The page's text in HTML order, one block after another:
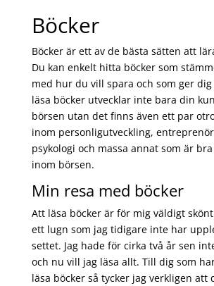
Böcker
Böcker är ett av de bästa sätten att
Du kan enkelt hitta böcker som
med hur du vill spara och som ger
läsa böcker utvecklar inte bara din
börsen utan det finns även ett par
inom personligutveckling,
psykologi och massa annat som är
inom börsen.
Min resa med böcker
Att läsa böcker är för mig väldigt
ett lugn som jag tidigare inte har
settet. Jag hade för cirka två år sen
och nu vill jag läsa allt. Till dig som
läsa böcker så tycker jag verkligen att